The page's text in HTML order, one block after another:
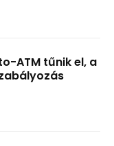
ATM tűnik el, a